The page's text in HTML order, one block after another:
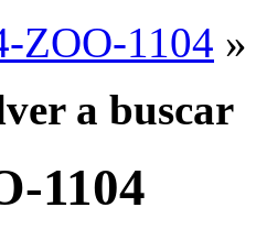
ZOO-1104
a buscar
1104